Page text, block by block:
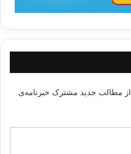
مطالب جدید مشترک خبرنامه‌ی